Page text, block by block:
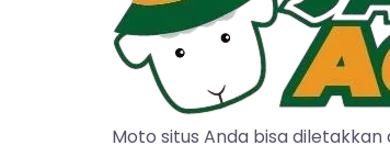
Moto situs Anda bisa diletakkan